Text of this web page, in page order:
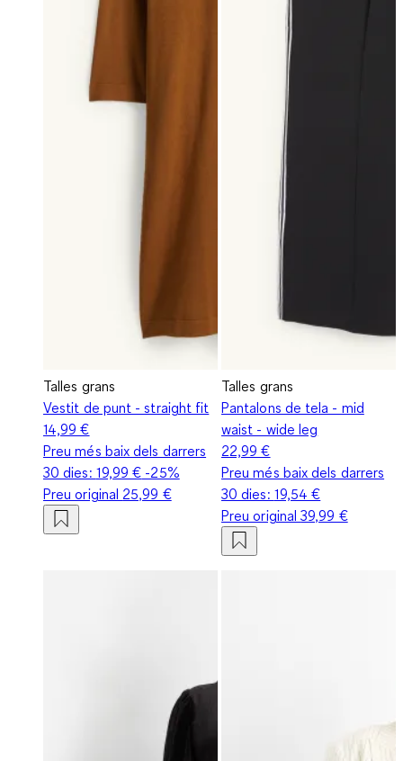
Talles grans
Vestit de punt - straight fit
14,99 €
Preu més baix dels darrers
30 dies: 19,99 € -25%
Preu original 25,99 €
Talles grans
Pantalons de tela - mid
waist - wide leg
22,99 €
Preu més baix dels darrers
30 dies: 19,54 €
Preu original39,99 €